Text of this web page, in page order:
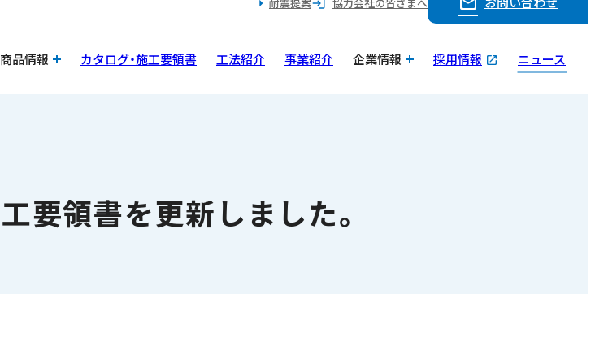
商品情報 カタログ・施工要領書 工法紹介 事業紹介 企業情報 採用情報 ニュース
要領書を更新しました。